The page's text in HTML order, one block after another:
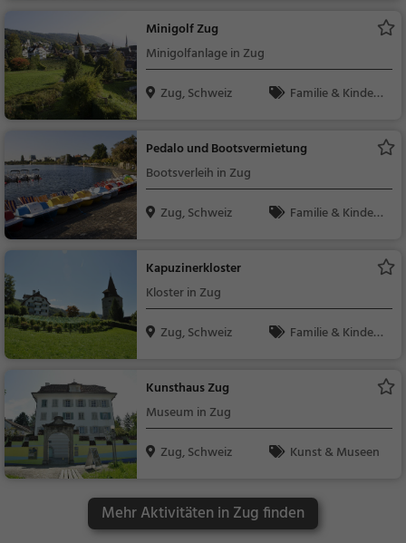
Minigolf Zug
Minigolfanlage in Zug
Zug, Schweiz
Familie & Kinder,
Pedalo und Bootsvermietung
Bootsverleih in Zug
Zug, Schweiz
Familie & Kinder,
Kapuzinerkloster
Kloster in Zug
Zug, Schweiz
Familie & Kinder,
Kunsthaus Zug
Museum in Zug
Zug, Schweiz
Kunst & Museen
Mehr Aktivitäten in Zug finden